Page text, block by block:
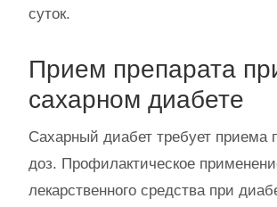
суток.
Прием препарата
сахарном диабете
Сахарный диабет требует приема
доз. Профилактическое
лекарственного средства при